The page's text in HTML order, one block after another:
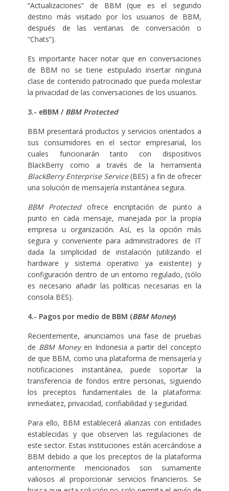
“Actualizaciones” de BBM (que es el segundo
destino más visitado por los usuarios de BBM,
después de las ventanas de conversación o
“Chats”).
Es importante hacer notar que en conversaciones
de BBM no se tiene estipulado insertar ninguna
clase de contenido patrocinado que pueda molestar
la privacidad de las conversaciones de los usuarios.
3.- eBBM / BBM Protected
BBM presentará productos y servicios orientados a
sus consumidores en el sector empresarial, los
cuales funcionarán tanto con dispositivos
BlackBerry como a través de la herramienta
BlackBerry Enterprise Service(BES) a fin de ofrecer
una solución de mensajería instantánea segura.
BBM Protectedofrece encriptación de punto a
punto en cada mensaje, manejada por la propia
empresa u organización. Así, es la opción más
segura y conveniente para administradores de IT
dada la simplicidad de instalación (utilizando el
hardware y sistema operativo ya existente) y
configuración dentro de un entorno regulado, (sólo
es necesario añadir las políticas necesarias en la
consola BES).
4.- Pagos por medio de BBM (BBM Money)
Recientemente, anunciamos una fase de pruebas
de BBM Moneyen Indonesia a partir del concepto
de que BBM, como una plataforma de mensajería y
notificaciones instantánea, puede soportar la
transferencia de fondos entre personas, siguiendo
los preceptos fundamentales de la plataforma:
inmediatez, privacidad, confiabilidad y seguridad.
Para ello, BBM establecerá alianzas con entidades
establecidas y que observen las regulaciones de
este sector. Estas instituciones están acercándose a
BBM debido a que los preceptos de la plataforma
anteriormente mencionados son sumamente
valiosos al proporcionar servicios financieros. Se